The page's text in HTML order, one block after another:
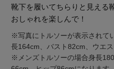
【エディターズ・エッセ
ベーシックとトレンドが
靴下を履いてちらりと見える
おしゃれを楽しんで！
※写真にトルソーが表示されて
長164cm、バスト82cm、ウエ
※メンズトルソーの場合身長